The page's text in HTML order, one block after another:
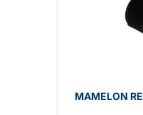
MAMELON